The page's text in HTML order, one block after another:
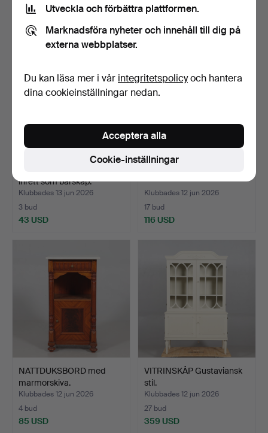
21 bud
12 bud
inrett som barskåp.
Klubbades 13 jun 2026
3 bud
43 USD
Klubbades 12 jun 2026
17 bud
116 USD
NATTDUKSBORD med
marmorskiva.
Klubbades 12 jun 2026
4 bud
85 USD
VITRINSKÅP Gustaviansk
stil.
Klubbades 12 jun 2026
27 bud
359 USD
Utveckla och förbättra plattformen.
Marknadsföra nyheter och innehåll till dig på
externa webbplatser.
Du kan läsa mer i vår integritetspolicyoch hantera
dina cookieinställningar nedan.
Cookie-inställningar
Acceptera alla